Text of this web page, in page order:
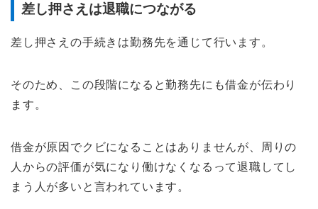
差し押さえは退職につながる
差し押さえの手続きは勤務先を通じて行います。
そのため、この段階になると勤務先にも借金が伝わり
ます。
借金が原因でクビになることはありませんが、周りの
人からの評価が気になり働けなくなるって退職してし
まう人が多いと言われています。